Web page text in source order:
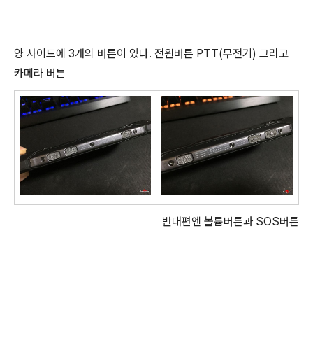
양 사이드에 3개의 버튼이 있다. 전원버튼 PTT(무전기) 그리고
카메라 버튼
반대편엔 볼륨버튼과 SOS버튼